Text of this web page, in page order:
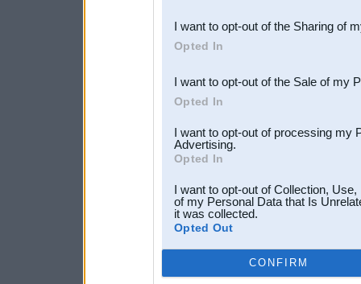
Downstream Participants
third parties.
I want to opt-out of the Sharing of
Opted In
I want to opt-out of the Sale of my
Opted In
I want to opt-out of processing my
Advertising.
Opted In
I want to opt-out of Collection,
of my Personal Data that Is
it was collected.
Opted Out
CONFIRM